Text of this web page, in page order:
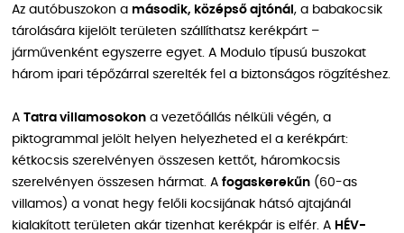
Az autóbuszokon a második, középső ajtónál , a babakocsik
tárolására kijelölt területen szállíthatsz kerékpárt –
járművenként egyszerre egyet. A Modulo típusú buszokat
három ipari tépőzárral szerelték fel a biztonságos rögzítéshez.
A Tatra villamosokon a vezetőállás nélküli végén, a
piktogrammal jelölt helyen helyezheted el a kerékpárt:
kétkocsis szerelvényen összesen kettőt, háromkocsis
szerelvényen összesen hármat. A fogaskerekűn (60-as
villamos) a vonat hegy felőli kocsijának hátsó ajtajánál
kialakított területen akár tizenhat kerékpár is elfér. A HÉV-